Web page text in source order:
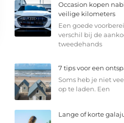
Occasion kopen
veilige kilometers
Een goede
verschil bij de
tweedehands
7 tips voor een
Soms heb je niet
op te laden. Een
Lange of korte